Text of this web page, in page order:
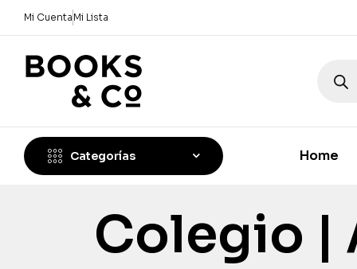
Mi Cuenta Mi Lista
Categorías Home
Colegio |